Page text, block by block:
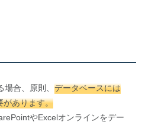
合、原則、 データベースには
があります。
やExcelオンラインをデー